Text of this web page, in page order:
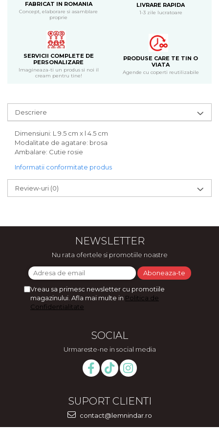
CERCEI ZAMAC
FABRICAT IN ROMANIA
Concept, elaborare si asamblare
proprie
LIVRARE RAPIDA
1-3 zile lucratoare
SERVICII COMPLETE DE
PERSONALIZARE
Imagineaza-ti un produs si noi il
cream pentru tine!
PRODUSE CARE TE TIN O
VIATA
Agende cu coperti reutilizabile
Descriere
Dimensiuni: L 9.5 cm x l 4.5 cm
Modalitate de agatare: brosa
Ambalare: Cutie rosie
Informatii conformitate produs
Review-uri (0)
NEWSLETTER
Nu rata ofertele si promotiile noastre
Vreau sa primesc newsletter cu promotiile
magazinului. Afla mai multe in Politica de
Confidentialitate
SOCIAL
Urmareste-ne in social media
SUPORT CLIENTI
contact@lemnindar.ro